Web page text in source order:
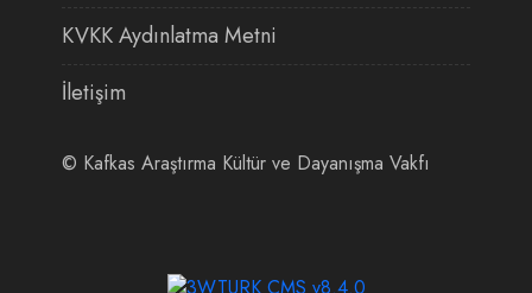
KVKK Aydınlatma Metni
İletişim
© Kafkas Araştırma Kültür ve Dayanışma Vakfı